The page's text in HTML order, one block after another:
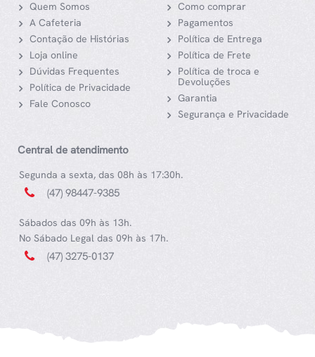
Quem Somos
A Cafeteria
Contação de Histórias
Loja online
Dúvidas Frequentes
Política de Privacidade
Fale Conosco
Como comprar
Pagamentos
Política de Entrega
Política de Frete
Política de troca e
Devoluções
Garantia
Segurança e Privacidade
Central de atendimento
Segunda a sexta, das 08h às 17:30h.
(47) 98447-9385
Sábados das 09h às 13h.
No Sábado Legal das 09h às 17h.
(47) 3275-0137